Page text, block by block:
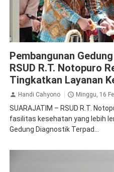
Pembangunan
RSUD R.T. Notopuro
Tingkatkan Layanan
Handi Cahyono Minggu, 16
SUARAJATIM – RSUD R.T.
fasilitas kesehatan yang lebih
Gedung Diagnostik Terpad...